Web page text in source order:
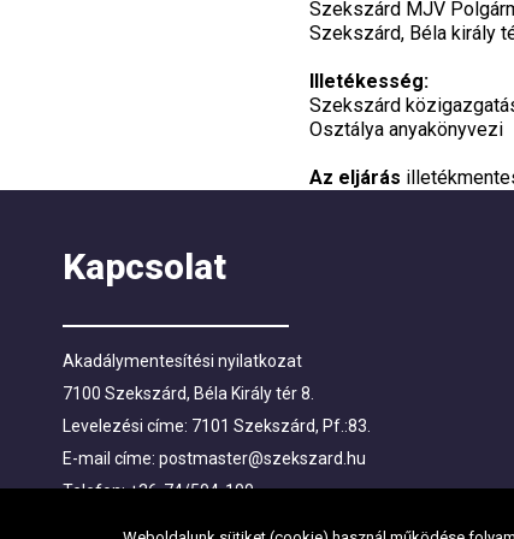
Szekszárd MJV
Szekszárd, Béla király
Illetékesség:
Szekszárd
Osztálya anyakönyvezi
Az eljárás
Kapcsolat
Akadálymentesítési nyilatkozat
7100 Szekszárd, Béla Király tér 8.
Levelezési címe: 7101 Szekszárd, Pf.:83.
E-mail címe: postmaster@szekszard.hu
Telefon: +36-74/504-100